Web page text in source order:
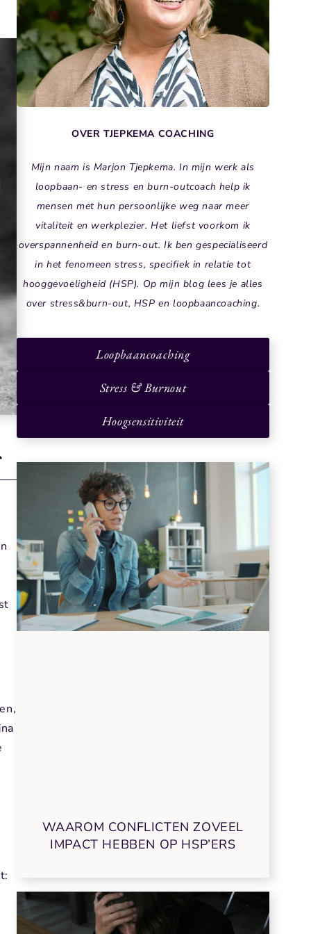
OVER TJEPKEMA COACHING
Mijn naam is Marjon Tjepkema. In mijn werk als
loopbaan- en stress en burn-outcoach help ik
mensen met hun persoonlijke weg naar meer
vitaliteit en werkplezier. Het liefst voorkom ik
overspannenheid en burn-out. Ik ben gespecialiseerd
in het fenomeen stress, specifiek in relatie tot
hooggevoeligheid (HSP). Op mijn blog lees je alles
over stress&burn-out, HSP en loopbaancoaching.
Loopbaancoaching
Stress & Burnout
Hoogsensitiviteit
WAAROM CONFLICTEN ZOVEEL
IMPACT HEBBEN OP HSP’ERS